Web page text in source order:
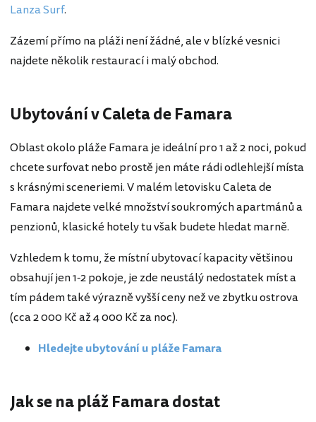
Lanza Surf.
Zázemí přímo na pláži není žádné, ale v blízké vesnici
najdete několik restaurací i malý obchod.
Ubytování v Caleta de Famara
Oblast okolo pláže Famara je ideální pro 1 až 2 noci, pokud
chcete surfovat nebo prostě jen máte rádi odlehlejší místa
s krásnými sceneriemi. V malém letovisku Caleta de
Famara najdete velké množství soukromých apartmánů a
penzionů, klasické hotely tu však budete hledat marně.
Vzhledem k tomu, že místní ubytovací kapacity většinou
obsahují jen 1-2 pokoje, je zde neustálý nedostatek míst a
tím pádem také výrazně vyšší ceny než ve zbytku ostrova
(cca 2 000 Kč až 4 000 Kč za noc).
Hledejte ubytování u pláže Famara
Jak se na pláž Famara dostat